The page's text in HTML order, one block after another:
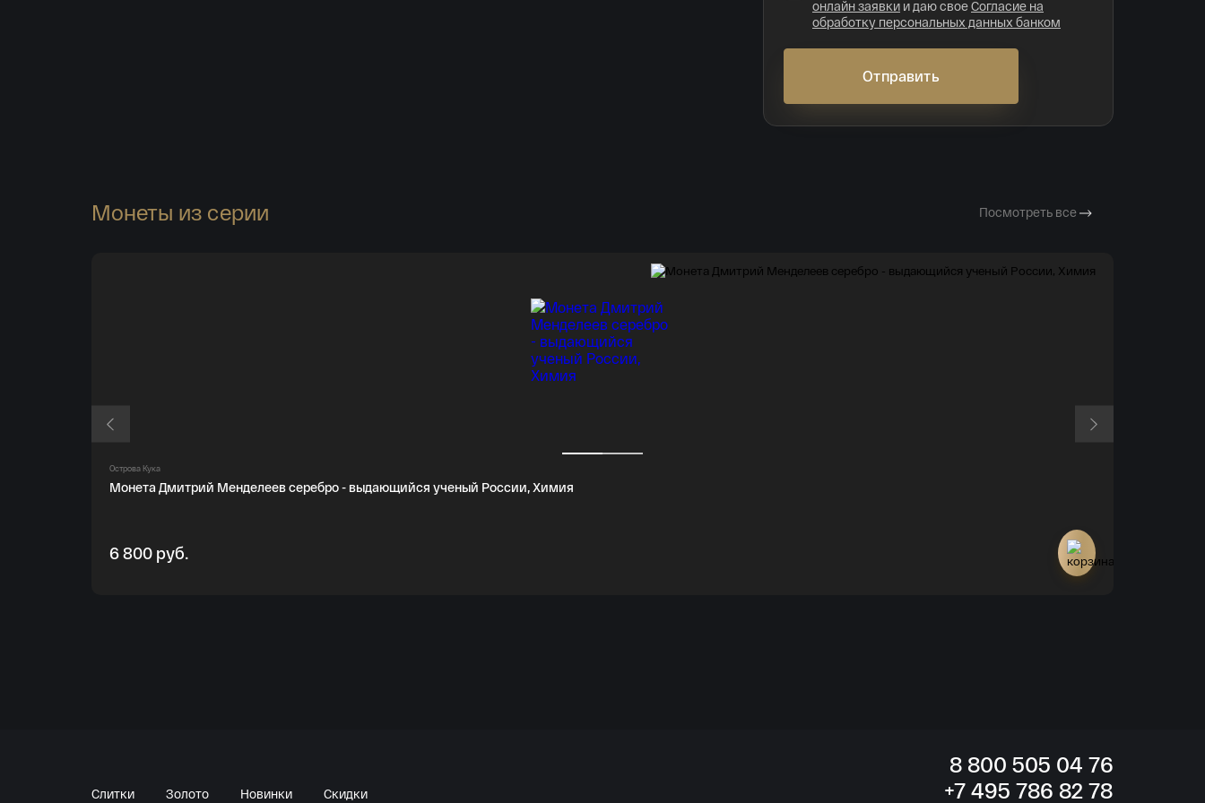
онлайн заявки и даю своеСогласие на
обработку персональных данных банком
Отправить
Монеты из серии Посмотреть все
Острова Кука
Монета Дмитрий Менделеев серебро - выдающийся ученый России, Химия
6 800 руб.
Слитки Золото Новинки Скидки
8 800 505 04 76
+7 495 786 82 78